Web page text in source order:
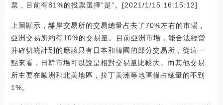
票，目前有81%的投票選擇“是”。[2021/1/15 16:15:12]
上圖顯示，離岸交易所的交易總量占去了70%左右的市場，
亞洲交易所約有10%的交易量。目前亞洲市場，能合法經營
并確切統計到的應該只有日本和韓國的部分交易所，從這一
點來看，日韓市場可以說是相對交易量比較大。而其他交易
所主要在歐洲和北美地區，拉丁美洲等地區僅占總量的不到
1%。